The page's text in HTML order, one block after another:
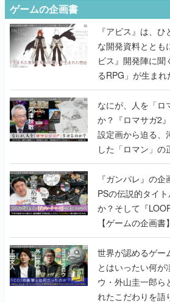
ゲームの企画書
『アビス』は、
な開発資料ととも
ビス』開発陣に聞
るRPG」が生ま
書】
なにが、人を「ロ
か？『ロマサガ2
設定画から迫る、
した「ロマン」
書】
『ガンパレ』の
PSの伝説的タイ
か？そして『
【ゲームの企画書】
世界が認めるゲー
とはいったい何が
ウ・外山圭一郎ら
れたこだわりを語